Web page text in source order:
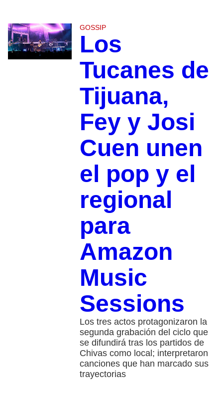
GOSSIP
Los
Tucanes de
Tijuana,
Fey y Josi
Cuen unen
el pop y el
regional
para
Amazon
Music
Sessions
Los tres actos protagonizaron la
segunda grabación del ciclo que
se difundirá tras los partidos de
Chivas como local; interpretaron
canciones que han marcado sus
trayectorias